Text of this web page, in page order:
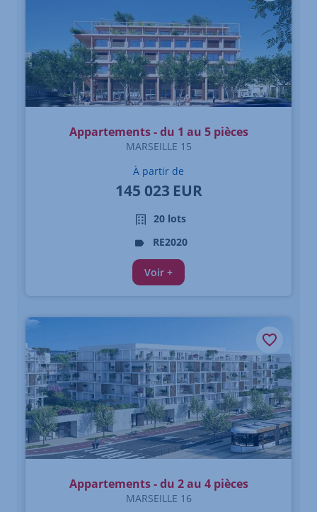
Appartements - du 1 au 5 pièces
MARSEILLE 15
À partir de
145 023 EUR
20 lots
RE2020
Voir +
Appartements - du 2 au 4 pièces
MARSEILLE 16